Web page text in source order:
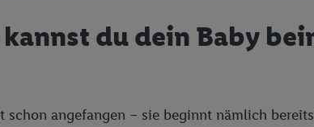
du dein Baby
angefangen – sie beginnt nämlich bereits